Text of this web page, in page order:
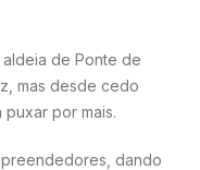
de Ponte de
mas desde cedo
por mais.
dando